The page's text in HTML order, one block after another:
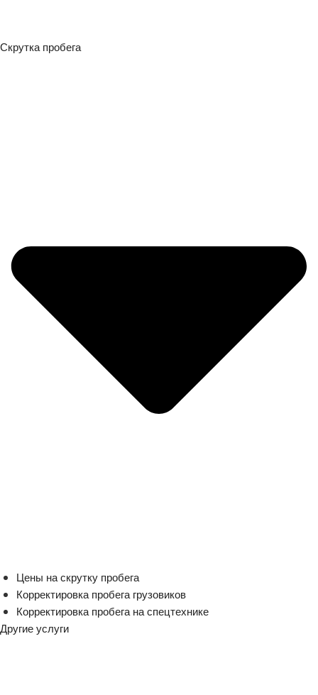
Скрутка пробега
Цены на скрутку пробега
Корректировка пробега грузовиков
Корректировка пробега на спецтехнике
Другие услуги